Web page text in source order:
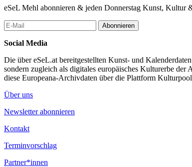
eSeL Mehl abonnieren & jeden Donnerstag Kunst, Kultur
Abonnieren
Social Media
Die über eSeL.at bereitgestellten Kunst- und
sondern zugleich als digitales europäisches Kulturerbe
diese Europeana-Archivdaten über die Plattform
Über uns
Newsletter abonnieren
Kontakt
Terminvorschlag
Partner*innen